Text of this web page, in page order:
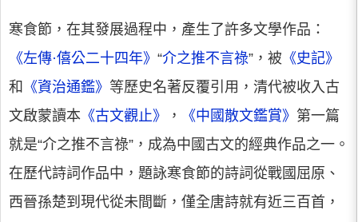
寒食節，在其發展過程中，產生了許多文學作品：
《左傳·僖公二十四年》 “介之推不言祿”，被 《史記》
和 《資治通鑑》 等歷史名著反覆引用，清代被收入古
文啟蒙讀本 《古文觀止》 ， 《中國散文鑑賞》 第一篇
就是“介之推不言祿”，成為中國古文的經典作品之一。
在歷代詩詞作品中，題詠寒食節的詩詞從戰國屈原、
西晉孫楚到現代從未間斷，僅全唐詩就有近三百首，